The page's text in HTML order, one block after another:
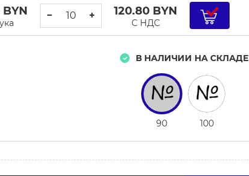
BYN − + 120.80 BYN
С НДС
В НАЛИЧИИ НА СКЛАДЕ
90 100